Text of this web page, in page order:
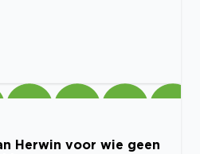
Herwin voor wie geen